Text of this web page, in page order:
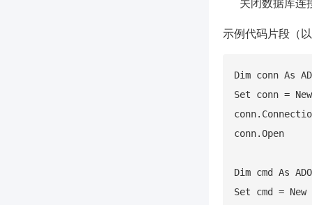
关闭数据库连
示例代码片段（
Dim conn As
Set conn =
conn.Open
Dim cmd As
Set cmd = New